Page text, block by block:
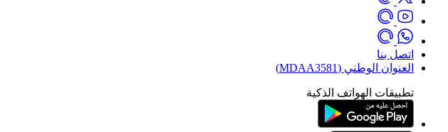
اتصل بنا
العنوان الوطني (MDAA3581)
تطبيقات الهواتف الذكية